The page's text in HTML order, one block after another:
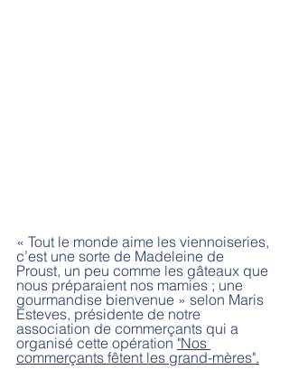
« Tout le monde aime les viennoiseries,
c’est une sorte de Madeleine de
Proust, un peu comme les gâteaux que
nous préparaient nos mamies ; une
gourmandise bienvenue » selon Maris
Esteves, présidente de notre
association de commerçants qui a
organisé cette opération "Nos
commerçants fêtent les grand-mères".